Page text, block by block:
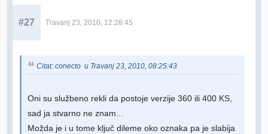
#27 Travanj 23, 2010, 12:28:45
Citat: conecto u Travanj 23, 2010, 08:25:43
Oni su službeno rekli da postoje verzije 360 ili 400 KS,
sad ja stvarno ne znam...
Možda je i u tome ključ dileme oko oznaka pa je slabija